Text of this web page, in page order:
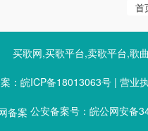
首
买歌网,买歌平台,卖歌平台,歌
：皖ICP备18013063号 | 营业
公安备案号：皖公网安备